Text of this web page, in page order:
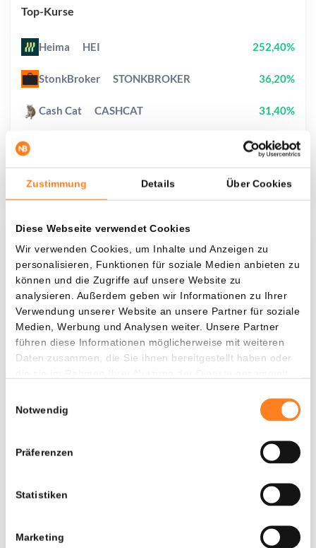
Zustimmung Details Über Cookies
Diese Webseite verwendet Cookies
Wir verwenden Cookies, um Inhalte und Anzeigen zu
personalisieren, Funktionen für soziale Medien anbieten zu
können und die Zugriffe auf unsere Website zu
analysieren. Außerdem geben wir Informationen zu Ihrer
Verwendung unserer Website an unsere Partner für soziale
Medien, Werbung und Analysen weiter. Unsere Partner
führen diese Informationen möglicherweise mit weiteren
Daten zusammen, die Sie ihnen bereitgestellt haben oder
Notwendig
Präferenzen
Statistiken
Marketing
Was, wenn ich...?
Zie hoeveel waarde je vandaag zou hebben als
je dollar-cost averaging had toegepast op
verschillende cryptocurrencies.
Hätte investiert In
$
Top-Kurse
Heima HEI 252,40%
StonkBroker STONKBROKER 36,20%
Cash Cat CASHCAT 31,40%
2,20%